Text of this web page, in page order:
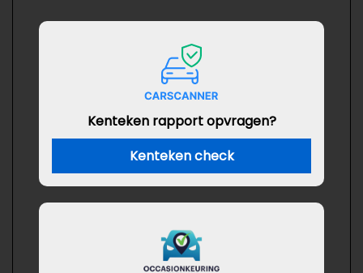
Kenteken rapport opvragen?
Kenteken check